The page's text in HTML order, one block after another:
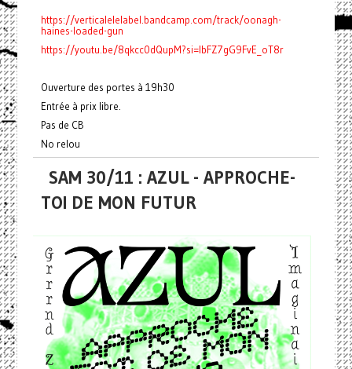
https://verticalelelabel.bandcamp.com/track/oonagh-
haines-loaded-gun
https://youtu.be/8qkcc0dQupM?si=IbFZ7gG9FvE_oT8r
Ouverture des portes à 19h30
Entrée à prix libre.
Pas de CB
No relou
SAM 30/11 : AZUL - APPROCHE-
TOI DE MON FUTUR